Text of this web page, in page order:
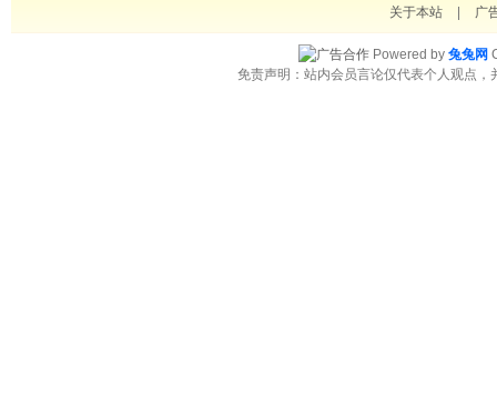
关于本站 广
Powered by 兔兔网
免责声明：站内会员言论仅代表个人观点